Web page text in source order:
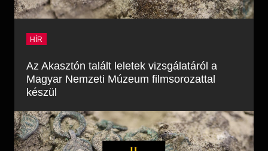
Az Akasztón talált leletek vizsgálatáról a
Magyar Nemzeti Múzeum filmsorozattal
készül
HÍR